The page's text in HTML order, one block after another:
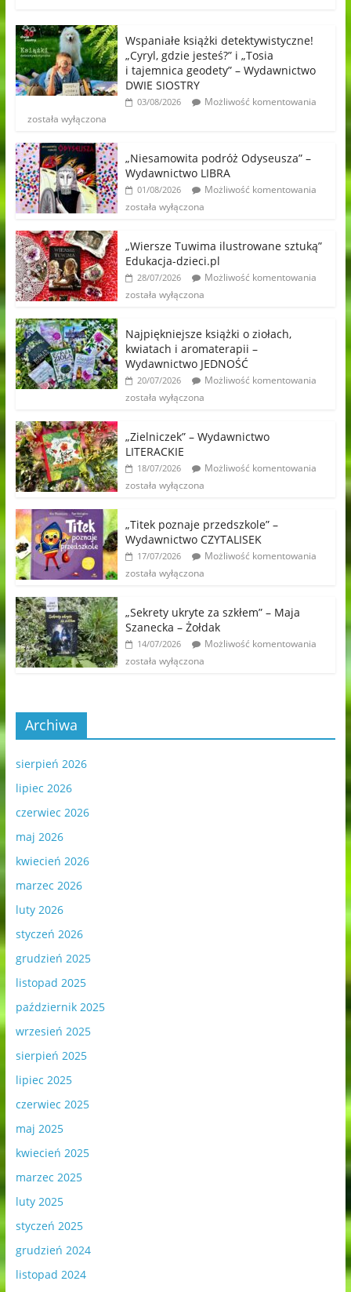
Wspaniałe książki detektywistyczne!
„Cyryl, gdzie jesteś?” i „Tosia
i tajemnica geodety” – Wydawnictwo
DWIE SIOSTRY
03/08/2026
Możliwość komentowania
została wyłączona
„Niesamowita podróż Odyseusza” –
Wydawnictwo LIBRA
01/08/2026
Możliwość komentowania
została wyłączona
„Wiersze Tuwima ilustrowane sztuką”
Edukacja-dzieci.pl
28/07/2026
Możliwość komentowania
została wyłączona
Najpiękniejsze książki o ziołach,
kwiatach i aromaterapii –
Wydawnictwo JEDNOŚĆ
20/07/2026
Możliwość komentowania
została wyłączona
„Zielniczek” – Wydawnictwo
LITERACKIE
18/07/2026
Możliwość komentowania
została wyłączona
„Titek poznaje przedszkole” –
Wydawnictwo CZYTALISEK
17/07/2026
Możliwość komentowania
została wyłączona
„Sekrety ukryte za szkłem” – Maja
Szanecka – Żołdak
14/07/2026
Możliwość komentowania
została wyłączona
Archiwa
sierpień 2026
lipiec 2026
czerwiec 2026
maj 2026
kwiecień 2026
marzec 2026
luty 2026
styczeń 2026
grudzień 2025
listopad 2025
październik 2025
wrzesień 2025
sierpień 2025
lipiec 2025
czerwiec 2025
maj 2025
kwiecień 2025
marzec 2025
luty 2025
styczeń 2025
grudzień 2024
listopad 2024